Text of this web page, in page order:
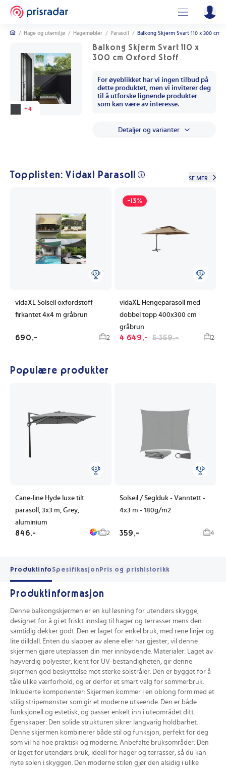
/ Hage og utemiljø / Hagemøbler / Parasoll / Balkong Skjerm Svart 110 x 300 cm
+4
Balkong Skjerm Svart 110 x
300 cm Oxford Stoff
For øyeblikket har vi ingen tilbud på
dette produktet, men vi inviterer deg
til å utforske lignende produkter
som kan være av interesse.
Detaljer og varianter
Topplisten: Vidaxl Parasoll SE MER
vidaXL Solseil oxfordstoff
firkantet 4x4 m gråbrun
690,- 2
-13%
vidaXL Hengeparasoll med
dobbel topp 400x300 cm
gråbrun
4 649,- 5 359,- 2
Populære produkter
Cane-line Hyde luxe tilt
parasoll, 3x3 m, Grey,
aluminium
846,- 1 2
Solseil / Seglduk - Vanntett -
4x3 m - 180g/m2
359,- 4
Produktinfo Spesifikasjon Pris og prishistorikk
Produktinformasjon
Denne balkongskjermen er en kul løsning for utendørs skygge,
designet for å gi et friskt innslag til hager og terrasser mens den
samtidig dekker godt. Den er laget for enkel bruk, med rene linjer og
lite dilldall. Enten du slapper av alene eller har gjester, vil denne
skjermen gjøre uteplassen din mer innbydende. Materialer: Laget av
høyverdig polyester, kjent for UV-bestandigheten, gir denne
skjermen god beskyttelse mot sterke solstråler. Den er bygget for å
tåle ulike værforhold, og er derfor et smart valg for sommerbruk.
Inkluderte komponenter: Skjermen kommer i en oblong form med et
stilig stripemønster som gir et moderne utseende. Den er både
funksjonell og estetisk, og passer enkelt inn i uteområdet ditt.
Egenskaper: Den solide strukturen sikrer langvarig holdbarhet.
Denne skjermen kombinerer både stil og funksjon, perfekt for deg
som vil ha noe praktisk og moderne. Anbefalte bruksområder: Den
er laget for utendørs bruk, ideell for hager og terrasser, så du kan
nyte solen i skyggen. Den moderne stilen gjør den alsidig i ulike